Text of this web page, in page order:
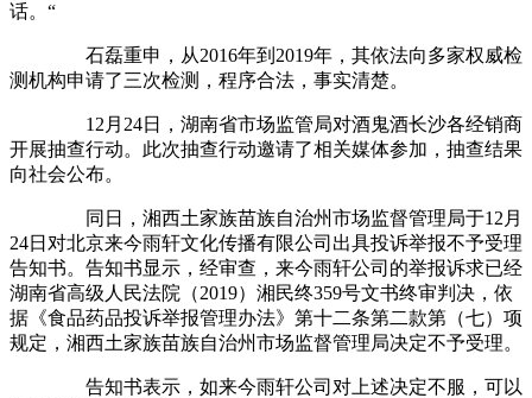
话。“
石磊重申，从2016年到2019年，其依法向多家权威检
测机构申请了三次检测，程序合法，事实清楚。
12月24日，湖南省市场监管局对酒鬼酒长沙各经销商
开展抽查行动。此次抽查行动邀请了相关媒体参加，抽查结果
向社会公布。
同日，湘西土家族苗族自治州市场监督管理局于12月
24日对北京来今雨轩文化传播有限公司出具投诉举报不予受理
告知书。告知书显示，经审查，来今雨轩公司的举报诉求已经
湖南省高级人民法院（2019）湘民终359号文书终审判决，依
据《食品药品投诉举报管理办法》第十二条第二款第（七）项
规定，湘西土家族苗族自治州市场监督管理局决定不予受理。
告知书表示，如来今雨轩公司对上述决定不服，可以